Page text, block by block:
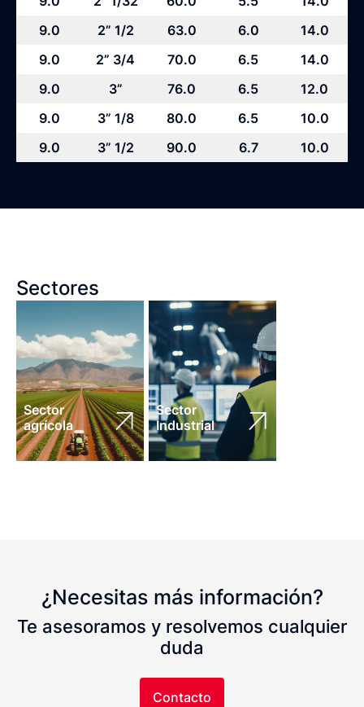
9.0
2” 1/2 63.0 6.0
14.0
9.0
2” 3/4 70.0 6.5
14.0
9.0
3” 76.0 6.5
12.0
9.0
3” 1/8 80.0 6.5
10.0
9.0
3” 1/2 90.0 6.7 10.0
Sectores
Sector
agrícola
Sector
Industrial
¿Necesitas más información?
Te asesoramos y resolvemos cualquier
duda
Contacto